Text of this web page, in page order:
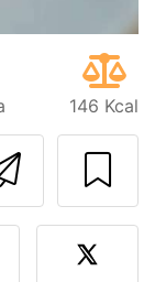
146 Kcal
o autor